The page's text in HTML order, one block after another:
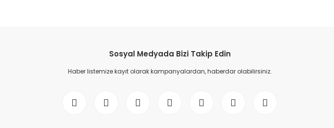
Sosyal Medyada Bizi Takip Edin
Haber listemize kayıt olarak kampanyalardan, haberdar olabilirsiniz.